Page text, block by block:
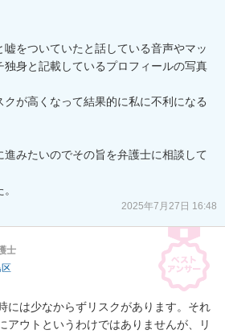
をついていたと話している音声やマッ
身と記載しているプロフィールの写真
が高くなって結果的に私に不利になる
進みたいのでその旨を弁護士に相談して
2025年7月27日 16:48
士
には少なからずリスクがあります。それ
アウトというわけではありませんが、リ